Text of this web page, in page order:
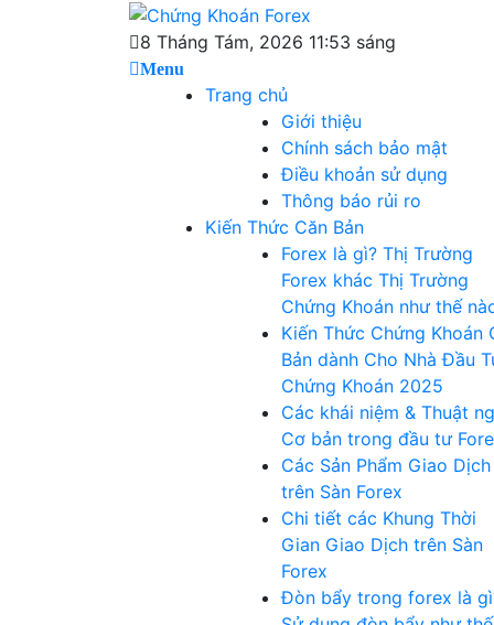
Chứng Khoán
Forex
Blog chia sẻ về Chứng Khoán và Forex
8 Tháng Tám, 2026 11:53 sáng
Menu
Trang chủ
Giới thiệu
Chính sách bảo mật
Điều khoản sử dụng
Thông báo rủi ro
Kiến Thức Căn Bản
Forex là gì? Thị Trường
Forex khác Thị Trường
Chứng Khoán như thế
Kiến Thức Chứng Khoán
Bản dành Cho Nhà Đầu
Chứng Khoán 2025
Các khái niệm & Thuật
Cơ bản trong đầu tư
Các Sản Phẩm Giao Dịch
trên Sàn Forex
Chi tiết các Khung Thời
Gian Giao Dịch trên Sàn
Forex
Đòn bẩy trong forex là